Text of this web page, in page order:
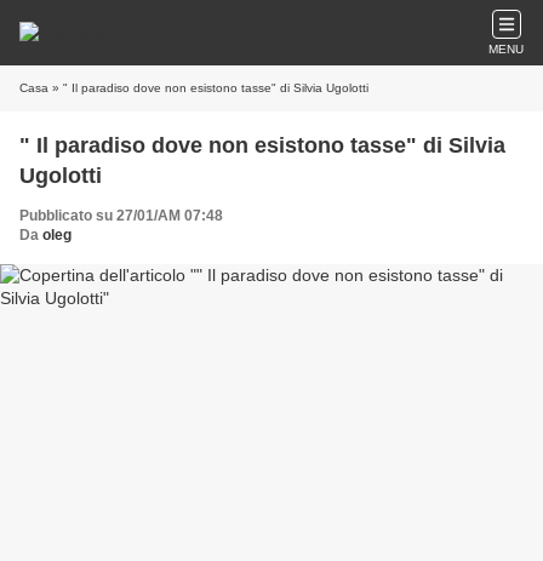
MENU
Casa » " Il paradiso dove non esistono tasse" di Silvia Ugolotti
" Il paradiso dove non esistono tasse" di Silvia
Ugolotti
Pubblicato su 27/01/AM 07:48
Da oleg